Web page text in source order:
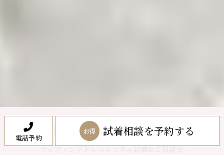
電話予約
お得 試着相談を予約する
Sabrina News & Topics
ウェディングドレスレンタル試着&ご相談会